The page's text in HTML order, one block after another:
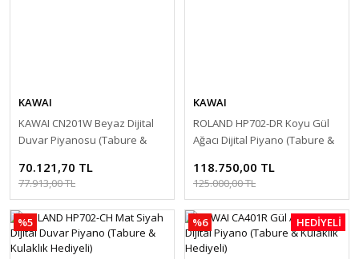
KAWAI
KAWAI CN201W Beyaz Dijital
Duvar Piyanosu (Tabure &
70.121,70 TL
77.913,00 TL
KAWAI
ROLAND HP702-DR Koyu Gül
Ağacı Dijital Piyano (Tabure &
118.750,00 TL
125.000,00 TL
%5 %6 HEDİYELİ